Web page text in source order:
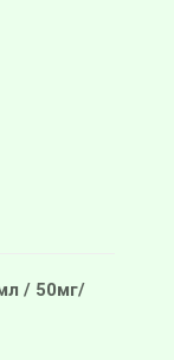
/ 50мг/